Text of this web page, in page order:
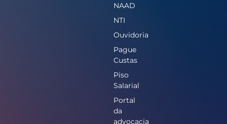
NAAD
NTI
Ouvidoria
Pague
Custas
Piso
Salarial
Portal
da
advocacia